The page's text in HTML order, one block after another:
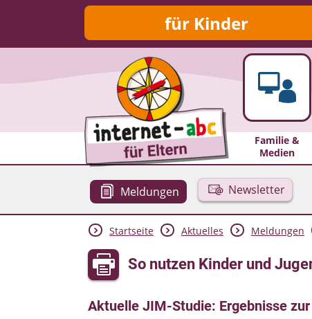
für Kinder
Familie &
Medien
Meldungen Newsletter
Startseite Aktuelles Meldungen
So nutzen Kinder und
Aktuelle JIM-Studie: Ergebnisse